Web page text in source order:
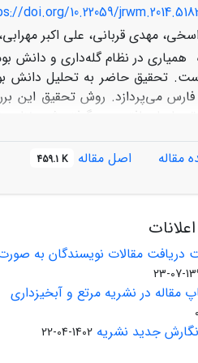
doi.org/10.22059/
مهدی قربانی، علی اکبر
همیاری در نظام گله‌داری و دانش
تحقیق حاضر به تحلیل دانش
فارس می‌پردازد. روش تحقیق این
سازمان‌یافته بهره گرفته شد.
دانش بومی، مکانیسم
بیان کرد که زنان روستایی، در
حفظ و تقویت انسجام اجتماعی و
مقاله
اصل مقاله 459.1 K
دریافت مقالات نویسندگان به
مقاله در نشریه مرتع و آبخیزداری
جدید نشریه 1402-04-22